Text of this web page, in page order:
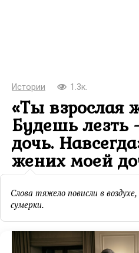
Истории 1.3к.
«Ты взрослая
Будешь
дочь.
жених моей
Слова тяжело повисли в
сумерки.